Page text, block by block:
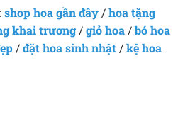
shop hoa gần đây /hoa tặng
khai trương/giỏ hoa /bó hoa
/đặt hoa sinh nhật /kệ hoa